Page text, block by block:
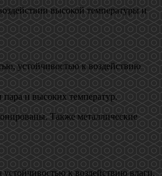
высокой температуры и
устойчивостью к воздействию
пара и высоких температур.
Также металлические
к воздействию влаги.